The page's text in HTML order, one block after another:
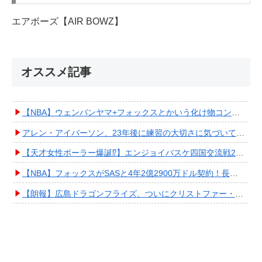
エアボーズ【AIR BOWZ】
オススメ記事
【NBA】ウェンバンヤマ+フォックスとかいう化け物コンビが爆誕してしまうwwwwwwwwww
アレン・アイバーソン、23年後に練習の大切さに気づいてしまうwwwwwwwwwwww
【天才女性ボーラー爆誕⁉︎】エンジョイバスケ四国交流戦2025 in 香川③ #エアボーズ #427
【NBA】フォックスがSASと4年2億2900万ドル契約！長期確保しPO進出へ期待高まる
【朗報】広島ドラゴンフライズ、ついにクリストファー・スミス獲得キタ━━━━(ﾟ∀ﾟ)━━━━!!